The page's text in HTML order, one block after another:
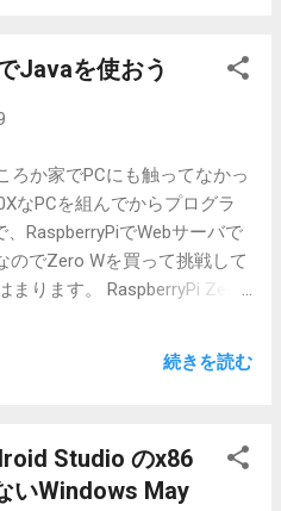
、/var/lib/tomcat9
いています。アプリ系のア
CATALINA_HOMEは基本的に
のconf内をいろいろカスタマ
いてくれま
ています。 初期ポートは
でport 80にしたり、複数仮想
tomcat9 stop でできるよう
イにして、webapps相当のグ
もできるようにしておく
PostgreSQLはもう11か
Javaを使おう
ろか家でPCにも触ってなかっ
なPCを組んでからプログラ
RaspberryPiでWebサーバで
のでZero Wを買って挑戦して
ります。 RaspberryPi Zero
8～32GBが推奨 USBキ
ート接続 本体の選択 まずは
3B+かな。Zeroは2台目以降
続きを読む
Studio のx86
いWindows May